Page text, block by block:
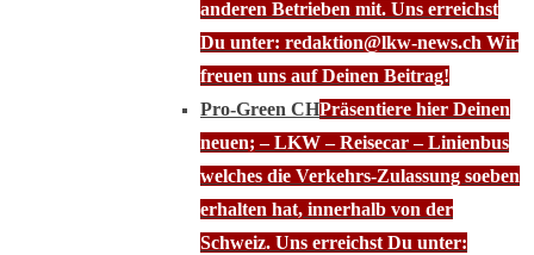
anderen Betrieben mit. Uns erreichst
Du unter: redaktion@lkw-news.ch Wir
freuen uns auf Deinen Beitrag!
Pro-Green CHPräsentiere hier Deinen
neuen; – LKW – Reisecar – Linienbus
welches die Verkehrs-Zulassung soeben
erhalten hat, innerhalb von der
Schweiz. Uns erreichst Du unter: